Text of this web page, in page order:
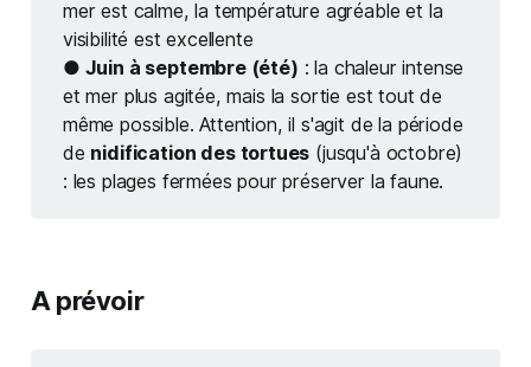
mer est calme, la température agréable et la
visibilité est excellente
● Juin à septembre (été) : la chaleur intense
et mer plus agitée, mais la sortie est tout de
même possible. Attention, il s'agit de la période
de nidification des tortues (jusqu'à octobre)
: les plages fermées pour préserver la faune.
A prévoir